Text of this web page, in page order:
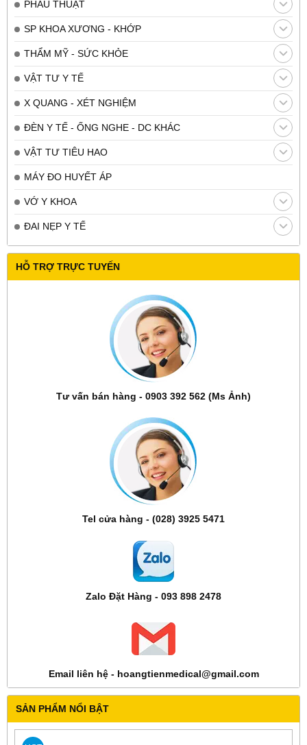
PHẪU THUẬT
SP KHOA XƯƠNG - KHỚP
THẨM MỸ - SỨC KHỎE
VẬT TƯ Y TẾ
X QUANG - XÉT NGHIỆM
ĐÈN Y TẾ - ỐNG NGHE - DC KHÁC
VẬT TƯ TIÊU HAO
MÁY ĐO HUYẾT ÁP
VỚ Y KHOA
ĐAI NẸP Y TẾ
HỖ TRỢ TRỰC TUYẾN
Tư vấn bán hàng - 0903 392 562 (Ms Ảnh)
Tel cửa hàng - (028) 3925 5471
Zalo Đặt Hàng - 093 898 2478
Email liên hệ - hoangtienmedical@gmail.com
SẢN PHẨM NỔI BẬT